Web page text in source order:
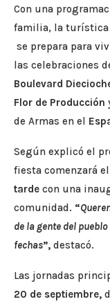
Con una
familia, la turística
se prepara para
las celebraciones
Boulevard
Flor de Producción
de Armas en el
Según explicó el
fiesta comenzará el
tarde con una
comunidad. “
de la gente del
fechas”, destacó.
Las jornadas
20 de septiembre,